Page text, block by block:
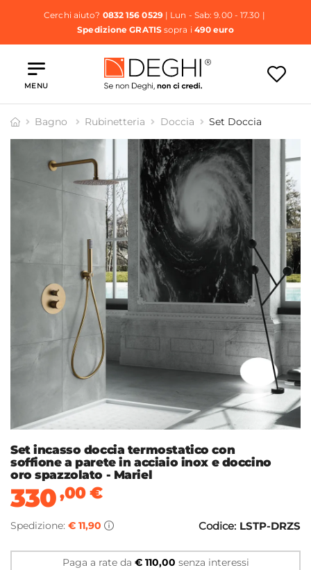
Cerchi aiuto? 0832 156 0529| Lun - Sab: 9.00 - 17.30 |
Spedizione GRATISsopra i 490 euro
MENU
Bagno Rubinetteria Doccia Set Doccia
Set incasso doccia termostatico con
soffione a parete in acciaio inox e doccino
oro spazzolato - Mariel
330,00€
Spedizione: € 11,90 Codice: LSTP-DRZS
Paga a rate da € 110,00 senza interessi